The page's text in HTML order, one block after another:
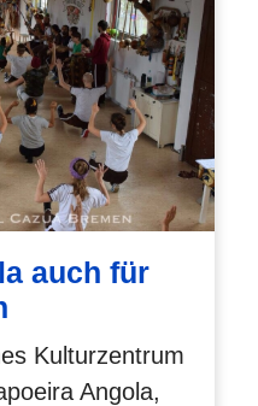
auch für
Kulturzentrum
Angola,